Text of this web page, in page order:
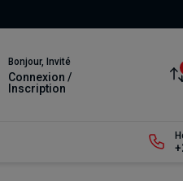
Bonjour, Invité
Connexion /
Inscription